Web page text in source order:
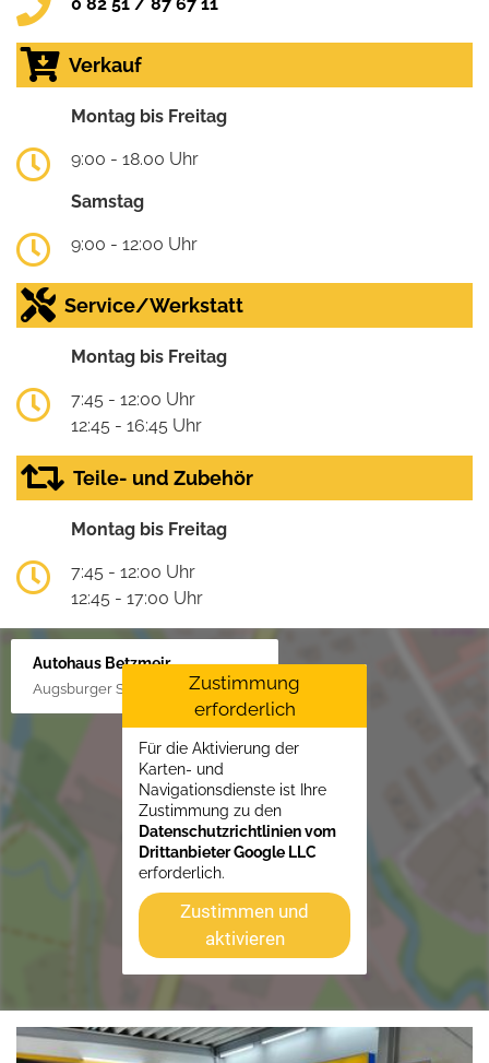
0 82 51 / 87 67 11
Verkauf
Montag bis Freitag
9:00 - 18.00 Uhr
Samstag
9:00 - 12:00 Uhr
Service/Werkstatt
Montag bis Freitag
7:45 - 12:00 Uhr
12:45 - 16:45 Uhr
Teile- und Zubehör
Montag bis Freitag
7:45 - 12:00 Uhr
12:45 - 17:00 Uhr
Autohaus Betzmeir
Augsburger Str. 33, 86551 Aichach
Zustimmung
erforderlich
Für die Aktivierung der
Karten- und
Navigationsdienste ist Ihre
Zustimmung zu den
Datenschutzrichtlinien vom
Drittanbieter Google LLC
erforderlich.
Zustimmen und
aktivieren